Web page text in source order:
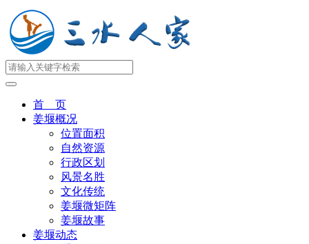
首 页
姜堰概况
位置面积
自然资源
行政区划
风景名胜
文化传统
姜堰微矩阵
姜堰故事
姜堰动态